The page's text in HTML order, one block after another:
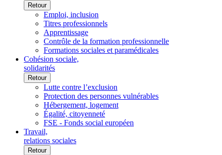
Retour
Emploi, inclusion
Titres professionnels
Apprentissage
Contrôle de la formation professionnelle
Formations sociales et paramédicales
Cohésion sociale,
solidarités
Retour
Lutte contre l’exclusion
Protection des personnes vulnérables
Hébergement, logement
Égalité, citoyenneté
FSE - Fonds social européen
Travail,
relations sociales
Retour